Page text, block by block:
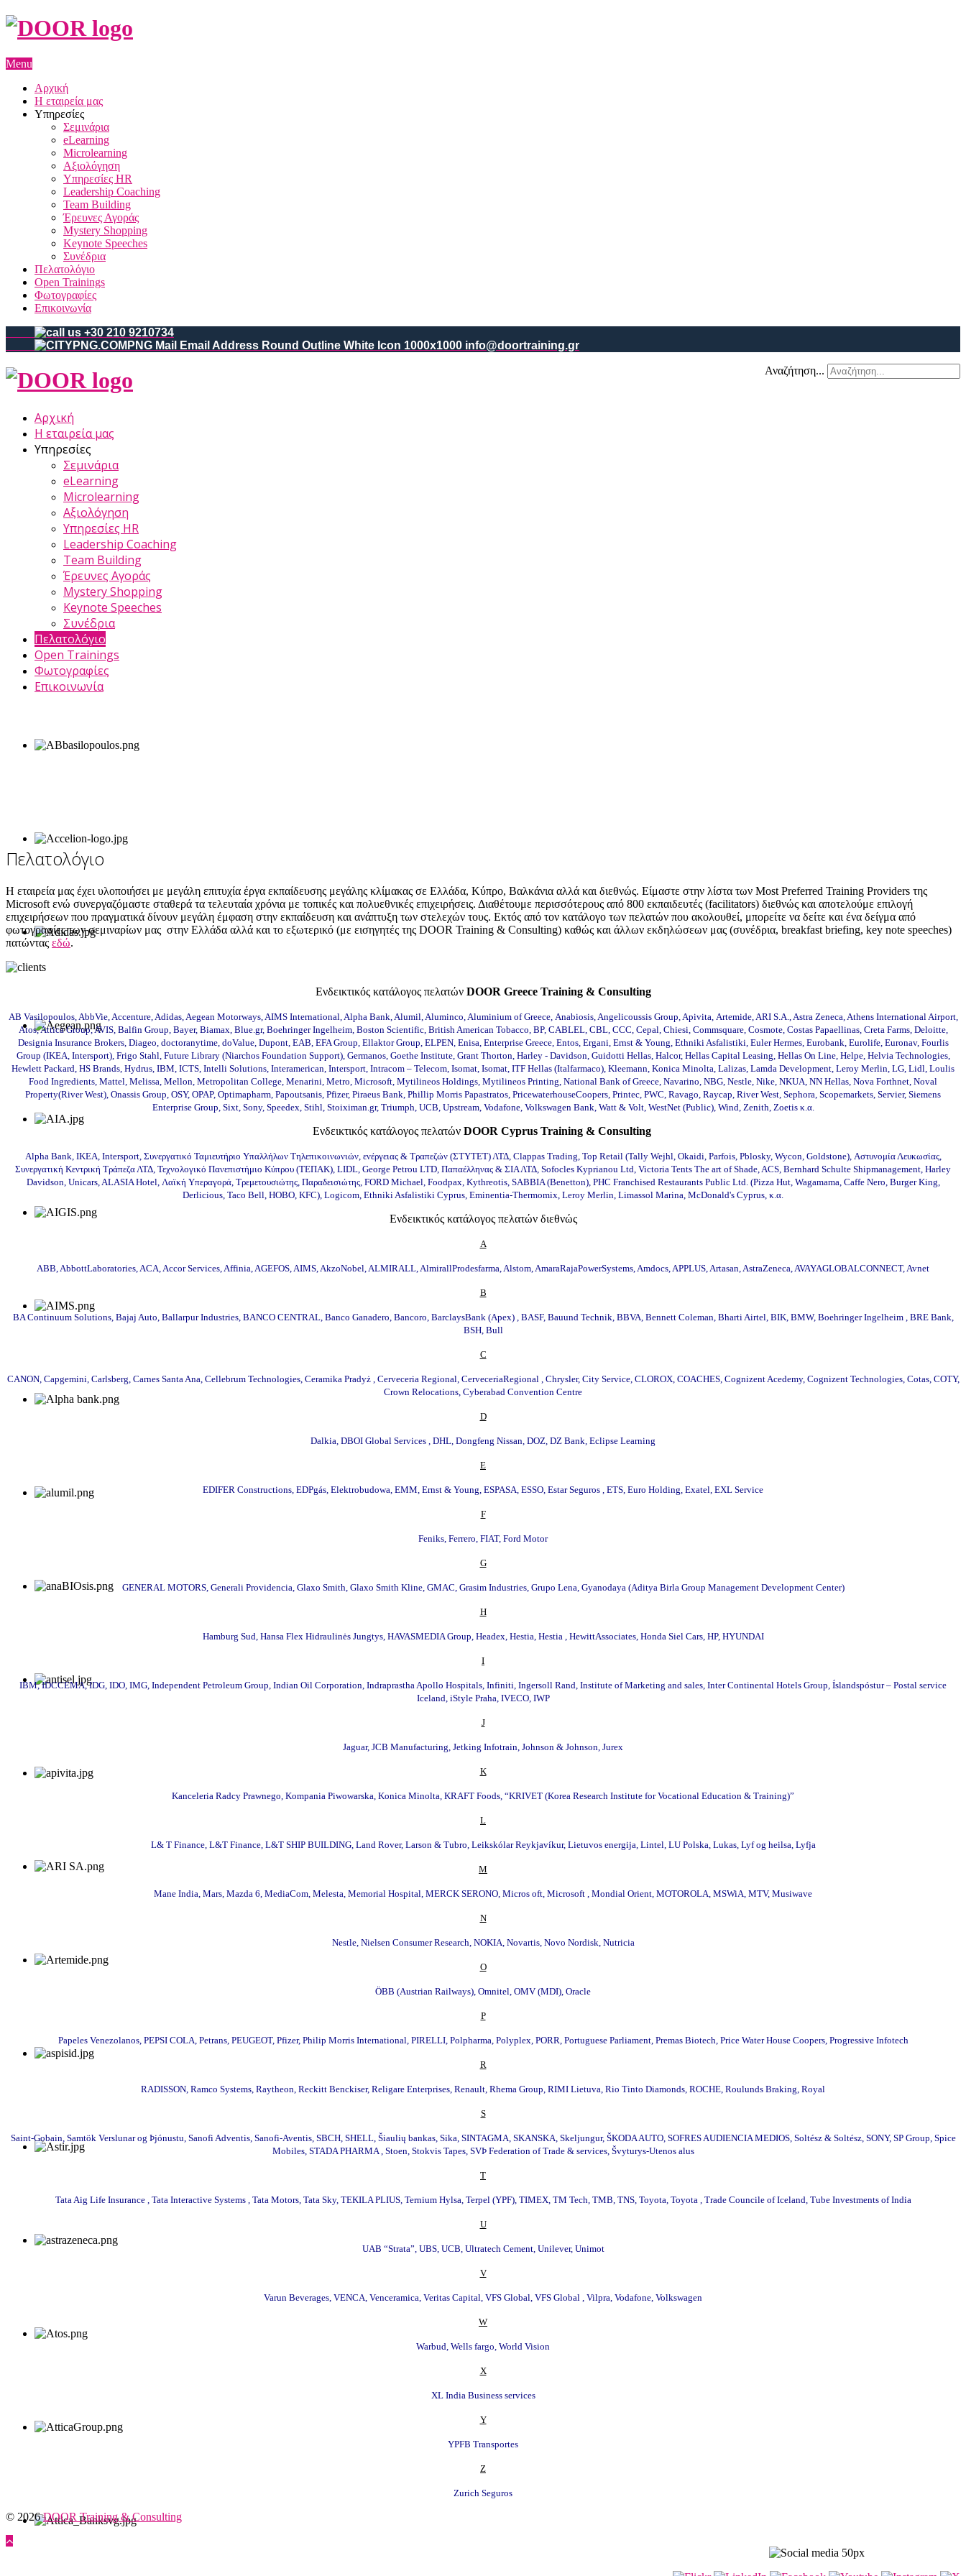
Menu
Αρχική
Η εταιρεία μας
Υπηρεσίες
Σεμινάρια
eLearning
Microlearning
Αξιολόγηση
Υπηρεσίες HR
Leadership Coaching
Team Building
Έρευνες Αγοράς
Mystery Shopping
Keynote Speeches
Συνέδρια
Πελατολόγιο
Open Trainings
Φωτογραφίες
Επικοινωνία
+30 210 9210734
info@doortraining.gr
Αναζήτηση...
Αρχική
Η εταιρεία μας
Υπηρεσίες
Σεμινάρια
eLearning
Microlearning
Αξιολόγηση
Υπηρεσίες HR
Leadership Coaching
Team Building
Έρευνες Αγοράς
Mystery Shopping
Keynote Speeches
Συνέδρια
Πελατολόγιο
Open Trainings
Φωτογραφίες
Επικοινωνία
Πελατολόγιο
Η εταιρεία μας έχει υλοποιήσει με μεγάλη επιτυχία έργα εκπαίδευσης μεγάλης κλίμακας σε Ελλάδα, Κύπρο, Βαλκάνια αλλά και διεθνώς. Είμαστε στην λίστα των Most Preferred Training Providers της
Microsoft ενώ συνεργαζόμαστε σταθερά τα τελευταία χρόνια με τοπικές και πολυεθνικές επιχειρήσεις. Διαθέτουμε περισσότερους από 800 εκπαιδευτές (facilitators) διεθνώς και αποτελούμε επιλογή
επιχειρήσεων που πραγματικά δίνουν μεγάλη έμφαση στην εκπαίδευση και ανάπτυξη των στελεχών τους. Εκτός από τον κατάλογο των πελατών που ακολουθεί, μπορείτε να δείτε και ένα δείγμα από
φωτογραφίες των σεμιναρίων μας στην Ελλάδα αλλά και το εξωτερικό (με εισηγητές της DOOR Training & Consulting) καθώς και άλλων εκδηλώσεων μας (συνέδρια, breakfast briefing, key note speeches)
πατώντας εδώ.
Ενδεικτικός κατάλογος πελατώνDOOR Greece Training & Consulting
AB Vasilopoulos, AbbVie, Accenture, Adidas, Aegean Motorways, AIMS International, Alpha Bank, Alumil, Aluminco, Aluminium of Greece, Αnabiosis, Angelicoussis Group, Apivita, Artemide,ARI S.A.,Astra Zeneca, Athens International Airport,
Atos, Attica Group, AVIS, Balfin Group, Bayer, Biamax, Blue.gr, Boehringer Ingelheim, Boston Scientific, British American Tobacco, BP, CABLEL, CBL, CCC, Cepal, Chiesi, Commsquare, Cosmote, Costas Papaellinas, Creta Farms, Deloitte,
Designia Insurance Brokers, Diageo, doctoranytime, doValue, Dupont, EAB, EFA Group, Ellaktor Group, ELPEN, Enisa, Enterprise Greece, Entos, Ergani, Ernst & Young, Ethniki Asfalistiki, Euler Hermes, Eurobank, Eurolife, Euronav, Fourlis
Group (IKEA, Intersport), Frigo Stahl, Future Library (Niarchos Foundation Support), Germanos, Goethe Institute, Grant Thorton, Harley - Davidson, Guidotti Hellas, Halcor, Hellas Capital Leasing, Hellas On Line, Helpe, Helvia Technologies,
Hewlett Packard, HS Brands, Hydrus, IBM, ICTS, Intelli Solutions, Interamerican, Intersport, Intracom – Telecom, Isomat, Isomat, ITF Hellas (Italfarmaco), Kleemann, Konica Minolta, Lalizas, Lamda Development, Leroy Merlin, LG, Lidl, Loulis
Food Ingredients, Mattel, Melissa, Mellon, Metropolitan College, Menarini, Metro, Microsoft, Mytilineos Holdings, Mytilineos Printing, National Bank of Greece, Navarino, NBG, Nestle, Nike, NKUA, NN Hellas, Nova Forthnet, Noval
Property(River West), Onassis Group, OSY, OPAP, Optimapharm, Papoutsanis, Pfizer, Piraeus Bank, Phillip Morris Papastratos, PricewaterhouseCoopers, Printec, PWC, Ravago, Raycap, River West, Sephora, Scopemarkets, Servier, Siemens
Enterprise Group, Sixt, Sony, Speedex, Stihl, Stoiximan.gr, Triumph, UCB, Upstream, Vodafone, Volkswagen Bank, Watt & Volt, WestNet (Public), Wind, Zenith, Zoetis κ.α.
Ενδεικτικός κατάλογος πελατών DOOR Cyprus Training & Consulting
Alpha Bank, IKEA, Intersport, Συνεργατικό Ταμιευτήριο Υπαλλήλων Τηλεπικοινωνιών, ενέργειας & Τραπεζών (ΣΤΥΤΕΤ) ΛΤΔ, Clappas Trading, Top Retail (Tally Wejhl, Okaidi, Parfois, Pblosky, Wycon, Goldstone), Αστυνομία Λευκωσίας,
Συνεργατική Κεντρική Τράπεζα ΛΤΔ, Τεχνολογικό Πανεπιστήμιο Κύπρου (ΤΕΠΑΚ), LIDL, George Petrou LTD, Παπαέλληνας & ΣΙΑ ΛΤΔ, Sofocles Kyprianou Ltd, Victoria Tents The art of Shade, ACS, Bernhard Schulte Shipmanagement, Harley
Davidson, Unicars, ALASIA Hotel, Λαϊκή Υπεραγορά, Τρεμετουσιώτης, Παραδεισιώτης, FORD Michael, Foodpax, Κythreotis, SABBIA (Benetton), PHC Franchised Restaurants Public Ltd. (Pizza Hut, Wagamama, Caffe Nero, Βurger King,
Derlicious, Taco Bell, HOBO, KFC), Logicom, Ethniki Asfalistiki Cyprus, Eminentia-Thermomix, Leroy Merlin, Limassol Marina, McDonald's Cyprus, κ.α.
Ενδεικτικός κατάλογος πελατών διεθνώς
Α
ABB, AbbottLaboratories, ACA, Accor Services, Affinia, AGEFOS, AIMS, AkzoNobel, ALMIRALL, AlmirallProdesfarma, Alstom, AmaraRajaPowerSystems, Amdocs, APPLUS, Artasan, AstraZeneca, AVAYAGLOBALCONNECT, Avnet
Β
BA Continuum Solutions, Bajaj Auto, Ballarpur Industries, BANCO CENTRAL, Banco Ganadero, Bancoro, BarclaysBank (Apex) , BASF, Bauund Technik, BBVA, Bennett Coleman, Bharti Airtel, BIK, BMW, Boehringer Ingelheim , BRE Bank,
BSH, Bull
C
CANON, Capgemini, Carlsberg, Carnes Santa Ana, Cellebrum Technologies, Ceramika Pradyż , Cerveceria Regional, CerveceriaRegional , Chrysler, City Service, CLOROX, COACHES, Cognizent Acedemy, Cognizent Technologies, Cotas, COTY,
Crown Relocations, Cyberabad Convention Centre
D
Dalkia, DBOI Global Services , DHL, Dongfeng Nissan, DOZ, DZ Bank, Eclipse Learning
E
EDIFER Constructions, EDPgás, Elektrobudowa, EMM, Ernst & Young, ESPASA, ESSO, Estar Seguros , ETS, Euro Holding, Exatel, EXL Service
F
Feniks, Ferrero, FIAT, Ford Motor
G
GENERAL MOTORS, Generali Providencia, Glaxo Smith, Glaxo Smith Kline, GMAC, Grasim Industries, Grupo Lena, Gyanodaya (Aditya Birla Group Management Development Center)
H
Hamburg Sud, Hansa Flex Hidraulinės Jungtys, HAVASMEDIA Group, Headex, Hestia, Hestia , HewittAssociates, Honda Siel Cars, HP, HYUNDAI
I
IBM, IDCCEMA, IDG, IDO, IMG, Independent Petroleum Group, Indian Oil Corporation, Indraprastha Apollo Hospitals, Infiniti, Ingersoll Rand, Institute of Marketing and sales, Inter Continental Hotels Group, Íslandspóstur – Postal service
Iceland, iStyle Praha, IVECO, IWP
J
Jaguar, JCB Manufacturing, Jetking Infotrain, Johnson & Johnson, Jurex
K
Kanceleria Radcy Prawnego, Kompania Piwowarska, Konica Minolta, KRAFT Foods, “KRIVET (Korea Research Institute for Vocational Education & Training)”
L
L& T Finance, L&T Finance, L&T SHIP BUILDING, Land Rover, Larson & Tubro, Leikskólar Reykjavíkur, Lietuvos energija, Lintel, LU Polska, Lukas, Lyf og heilsa, Lyfja
M
Mane India, Mars, Mazda 6, MediaCom, Melesta, Memorial Hospital, MERCK SERONO, Micros oft, Microsoft , Mondial Orient, MOTOROLA, MSWiA, MTV, Musiwave
N
Nestle, Nielsen Consumer Research, NOKIA, Novartis, Novo Nordisk, Nutricia
O
ÖBB (Austrian Railways), Omnitel, OMV (MDI), Oracle
P
Papeles Venezolanos, PEPSI COLA, Petrans, PEUGEOT, Pfizer, Philip Morris International, PIRELLI, Polpharma, Polyplex, PORR, Portuguese Parliament, Premas Biotech, Price Water House Coopers, Progressive Infotech
R
RADISSON, Ramco Systems, Raytheon, Reckitt Benckiser, Religare Enterprises, Renault, Rhema Group, RIMI Lietuva, Rio Tinto Diamonds, ROCHE, Roulunds Braking, Royal
S
Saint-Gobain, Samtök Verslunar og Þjónustu, Sanofi Adventis, Sanofi-Aventis, SBCH, SHELL, Šiaulių bankas, Sika, SINTAGMA, SKANSKA, Skeljungur, ŠKODA AUTO, SOFRES AUDIENCIA MEDIOS, Soltész & Soltész, SONY, SP Group, Spice
Mobiles, STADA PHARMA , Stoen, Stokvis Tapes, SVÞ Federation of Trade & services, Švyturys-Utenos alus
T
Tata Aig Life Insurance , Tata Interactive Systems , Tata Motors, Tata Sky, TEKILA PLIUS, Ternium Hylsa, Terpel (YPF), TIMEX, TM Tech, TMB, TNS, Toyota, Toyota , Trade Councile of Iceland, Tube Investments of India
U
UAB “Strata”, UBS, UCB, Ultratech Cement, Unilever, Unimot
V
Varun Beverages, VENCA, Venceramica, Veritas Capital, VFS Global, VFS Global , Vilpra, Vodafone, Volkswagen
W
Warbud, Wells fargo, World Vision
X
XL India Business services
Y
YPFB Transportes
Z
Zurich Seguros
© 2026DOOR Training & Consulting